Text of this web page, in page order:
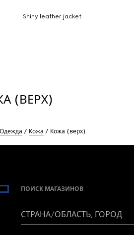
Shiny leather jacket
(ВЕРХ)
Одежда Кожа Кожа (верх)
ПОИСК МАГАЗИНОВ
СТРАНА/ОБЛАСТЬ, ГОРОД